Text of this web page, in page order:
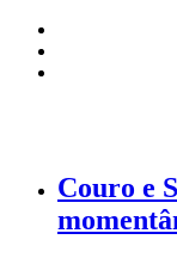
Couro e